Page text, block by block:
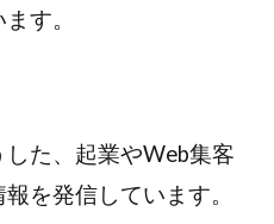
す。
た、起業やWeb集客
を発信しています。